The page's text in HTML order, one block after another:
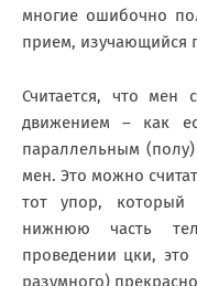
многие ошибочно
прием, изучающийся
Считается, что мен
движением – как
параллельным
мен. Это можно
тот упор, который
нижнюю часть
проведении цки,
разумного)